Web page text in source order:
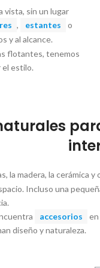
vista, sin un lugar
, estantes
o
y al alcance.
flotantes, tenemos
estilo.
la madera, la cerámica
Incluso una
accesorios
en
diseño y naturaleza.